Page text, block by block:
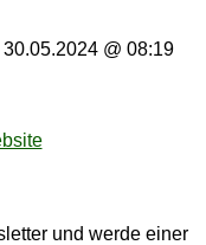
30.05.2024 @ 08:19
und werde einer